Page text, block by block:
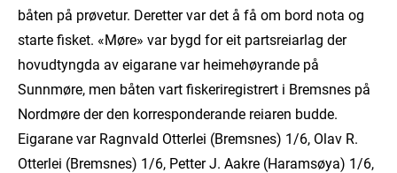
båten på prøvetur. Deretter var det å få om bord nota og
starte fisket. «Møre» var bygd for eit partsreiarlag der
hovudtyngda av eigarane var heimehøyrande på
Sunnmøre, men båten vart fiskeriregistrert i Bremsnes på
Nordmøre der den korresponderande reiaren budde.
Eigarane var Ragnvald Otterlei (Bremsnes) 1/6, Olav R.
Otterlei (Bremsnes) 1/6, Petter J. Aakre (Haramsøya) 1/6,